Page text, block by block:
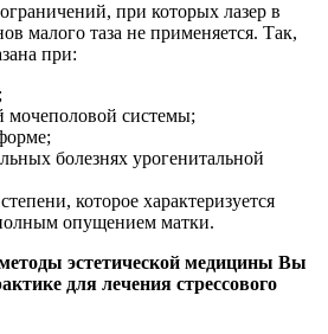
при которых лазер в
малого таза не применяется. Так,
при:
мочеполовой системы;
болезнях урогенитальной
которое характеризуется
опущением матки.
эстетической медицины Вы
для лечения стрессового